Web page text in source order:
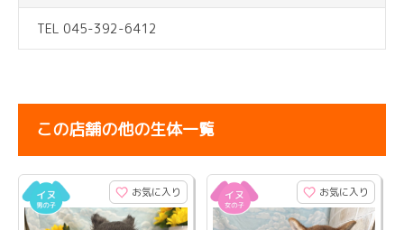
TEL 045-392-6412
この店舗の他の生体一覧
お気に入り お気に入り